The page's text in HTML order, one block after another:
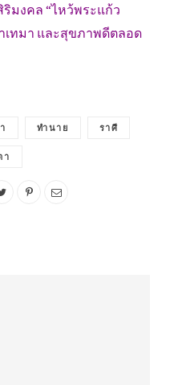
มงคล “ไหว้พระแก้ว
เทมา และสุขภาพดีตลอด
ทำนาย ราศี
า